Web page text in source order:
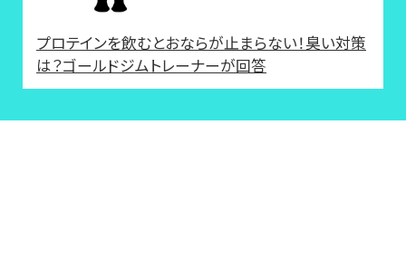
プロテインを飲むとおならが止まらない！臭い対策
は？ゴールドジムトレーナーが回答